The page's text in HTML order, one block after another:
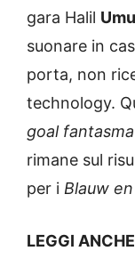
gara Halil
suonare in
porta, non
technology.
goal fantasma
rimane sul
per i Blauw
LEGGI